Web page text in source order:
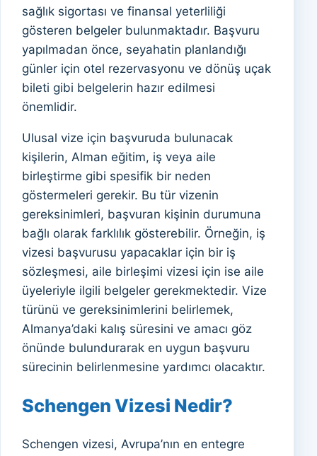
sağlık sigortası ve finansal yeterliliği
gösteren belgeler bulunmaktadır. Başvuru
yapılmadan önce, seyahatin planlandığı
günler için otel rezervasyonu ve dönüş uçak
bileti gibi belgelerin hazır edilmesi
önemlidir.
Ulusal vize için başvuruda bulunacak
kişilerin, Alman eğitim, iş veya aile
birleştirme gibi spesifik bir neden
göstermeleri gerekir. Bu tür vizenin
gereksinimleri, başvuran kişinin durumuna
bağlı olarak farklılık gösterebilir. Örneğin, iş
vizesi başvurusu yapacaklar için bir iş
sözleşmesi, aile birleşimi vizesi için ise aile
üyeleriyle ilgili belgeler gerekmektedir. Vize
türünü ve gereksinimlerini belirlemek,
Almanya’daki kalış süresini ve amacı göz
önünde bulundurarak en uygun başvuru
sürecinin belirlenmesine yardımcı olacaktır.
Schengen Vizesi Nedir?
Schengen vizesi, Avrupa’nın en entegre